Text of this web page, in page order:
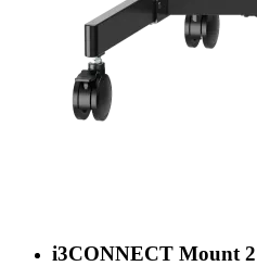
i3CONNECT Mount 2